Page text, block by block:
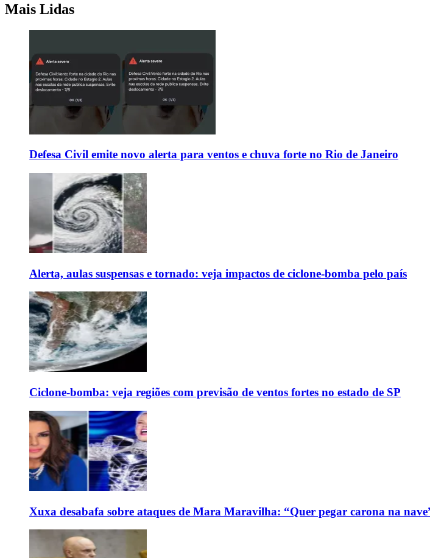
Mais Lidas
Defesa Civil emite novo alerta para ventos e chuva forte no Rio de Janeiro
Alerta, aulas suspensas e tornado: veja impactos de ciclone-bomba pelo país
Ciclone-bomba: veja regiões com previsão de ventos fortes no estado de SP
Xuxa desabafa sobre ataques de Mara Maravilha: “Quer pegar carona na